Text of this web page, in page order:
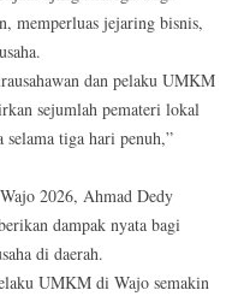
memperluas jejaring bisnis,
dan pelaku UMKM
sejumlah pemateri lokal
tiga hari penuh,”
2026, Ahmad Dedy
dampak nyata bagi
di daerah.
UMKM di Wajo semakin